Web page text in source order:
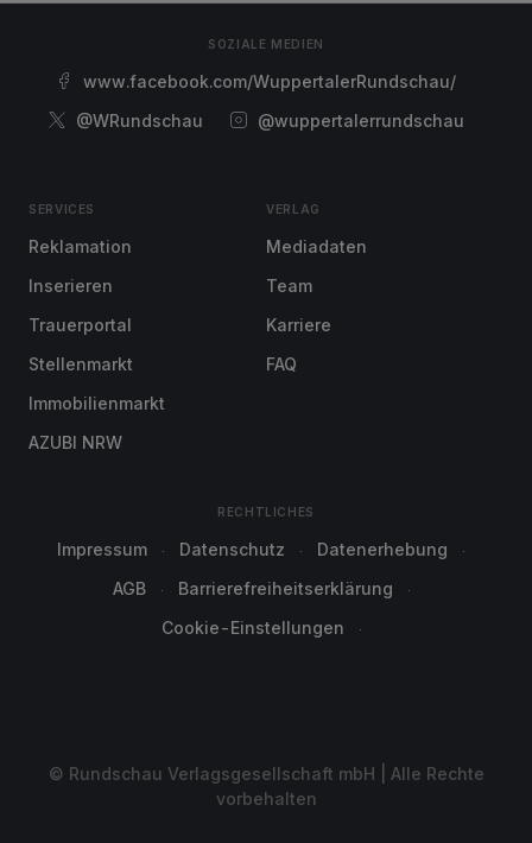
SOZIALE MEDIEN
www.facebook.com/WuppertalerRundschau/
@WRundschau
@wuppertalerrundschau
SERVICES
Reklamation
Inserieren
Trauerportal
Stellenmarkt
Immobilienmarkt
AZUBI NRW
VERLAG
Mediadaten
Team
Karriere
FAQ
RECHTLICHES
Impressum Datenschutz
Datenerhebung
AGB
Barrierefreiheitserklärung
Cookie-Einstellungen
© Rundschau Verlagsgesellschaft mbH | Alle Rechte
vorbehalten